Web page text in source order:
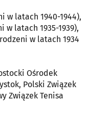
w latach 1940-1944),
w latach 1935-1939),
w latach 1934
Ośrodek
Polski Związek
Związek Tenisa